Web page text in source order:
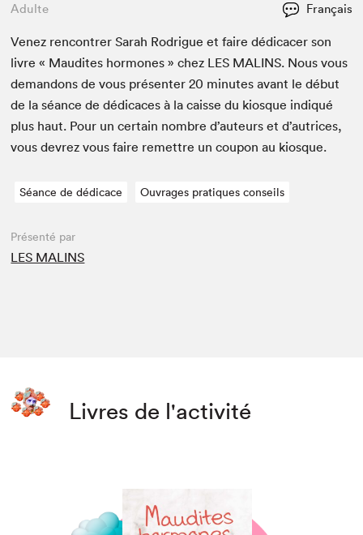
Adulte Français
Venez ren­con­tr­er Sarah Rodrigue et faire dédi­cac­er son
livre « Mau­dites hor­mones » chez LES MALINS. Nous vous
deman­dons de vous présen­ter20 min­utes avant le début
de la séance de dédi­caces à la caisse du kiosque indiqué
plus haut. Pour un cer­tain nom­bre d’auteurs et d’autrices,
vous devrez vous faire remet­tre un coupon au kiosque.
Séance de dédicace Ouvrages pratiques conseils
Présenté par
LES MALINS
Livres de l'activité